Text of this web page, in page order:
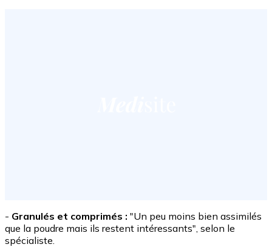
- Granulés et comprimés : "Un peu moins bien assimilés
que la poudre mais ils restent intéressants", selon le
spécialiste.